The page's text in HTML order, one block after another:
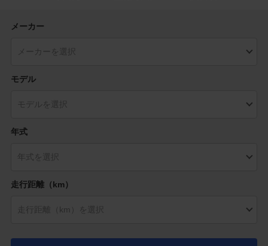
メーカー
モデル
年式
走行距離（km）